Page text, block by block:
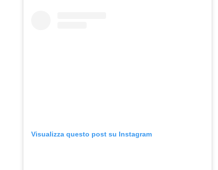
Visualizza questo post su Instagram